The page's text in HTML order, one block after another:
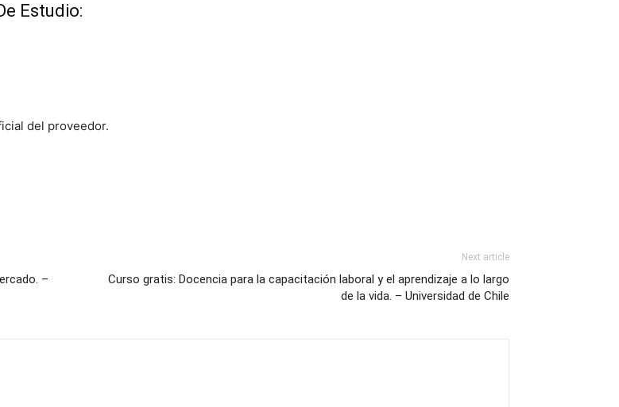
Estudio:
del proveedor.
–
Next article
Curso gratis: Docencia para la capacitación laboral y el aprendizaje a lo largo
de la vida. – Universidad de Chile